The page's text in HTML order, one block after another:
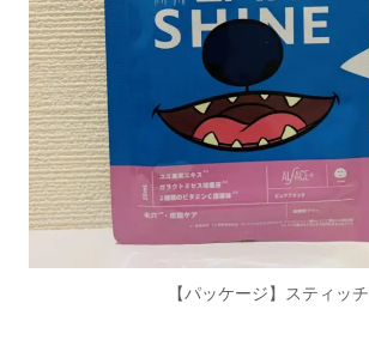
【パッケージ】スティッチ